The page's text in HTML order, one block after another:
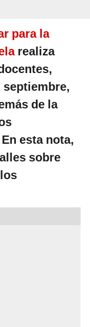
para la
realiza
de la
esta nota,
sobre